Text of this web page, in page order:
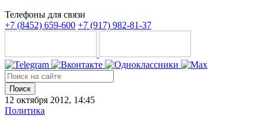
Телефоны для связи
+7 (8452) 659-600 +7 (917) 982-81-37
Поиск
12 октября 2012, 14:45
Политика